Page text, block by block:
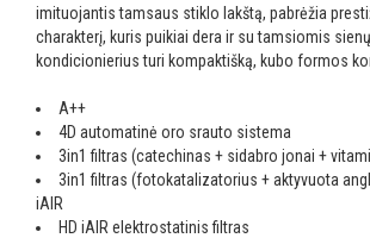
imituojantis tamsaus stiklo lakštą, pabrėžia
charakterį, kuris puikiai dera ir su tamsiomis
kondicionierius turi kompaktišką, kubo formos
A++
4D automatinė oro srauto sistema
3in1 filtras (catechinas + sidabro jonai +
3in1 filtras (fotokatalizatorius + aktyvuota
iAIR
HD iAIR elektrostatinis filtras